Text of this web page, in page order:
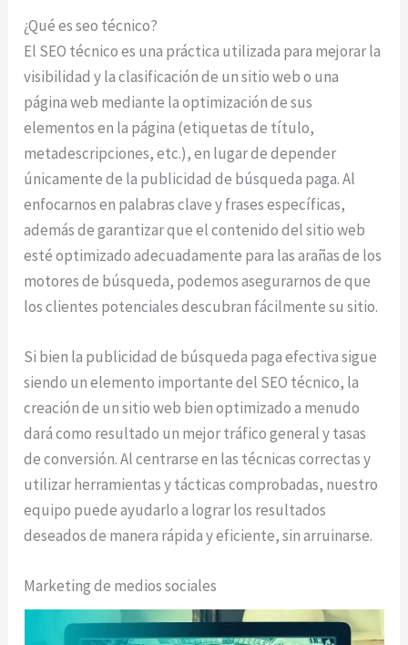
¿Qué es seo técnico?
El SEO técnico es una práctica utilizada para mejorar la
visibilidad y la clasificación de un sitio web o una
página web mediante la optimización de sus
elementos en la página (etiquetas de título,
metadescripciones, etc.), en lugar de depender
únicamente de la publicidad de búsqueda paga. Al
enfocarnos en palabras clave y frases específicas,
además de garantizar que el contenido del sitio web
esté optimizado adecuadamente para las arañas de los
motores de búsqueda, podemos asegurarnos de que
los clientes potenciales descubran fácilmente su sitio.
Si bien la publicidad de búsqueda paga efectiva sigue
siendo un elemento importante del SEO técnico, la
creación de un sitio web bien optimizado a menudo
dará como resultado un mejor tráfico general y tasas
de conversión. Al centrarse en las técnicas correctas y
utilizar herramientas y tácticas comprobadas, nuestro
equipo puede ayudarlo a lograr los resultados
deseados de manera rápida y eficiente, sin arruinarse.
Marketing de medios sociales